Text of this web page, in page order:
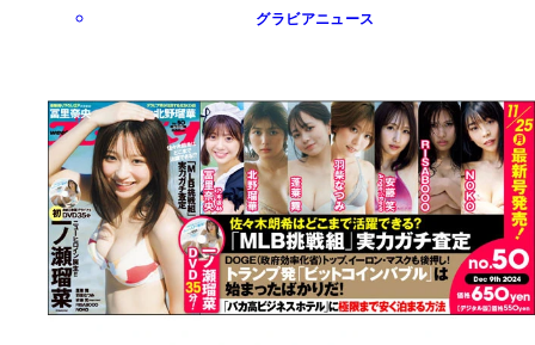
グラビアニュース